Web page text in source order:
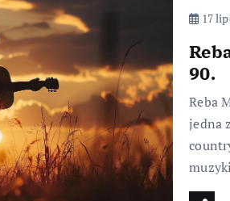
17
90.
Reba
jedna